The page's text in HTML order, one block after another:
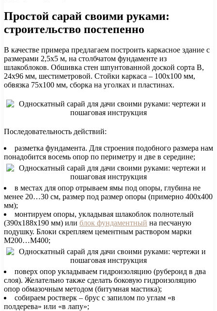
Простой сарай своими руками:
строительство постепенно
В качестве примера предлагаем построить каркасное здание с
размерами 2,5х5 м, на столбчатом фундаменте из
шлакоблоков. Обшивка стен шпунтованной доской сорта В,
24х96 мм, шестиметровой. Стойки каркаса – 100х100 мм,
обвязка 75х100 мм, сборка на уголках и пластинах.
Последовательность действий:
разметка фундамента. Для строения подобного размера нам
понадобится восемь опор по периметру и две в середине;
в местах для опор отрываем ямы под опоры, глубина не
менее 20…30 см, размер под размер опоры (примерно 400х400
мм);
монтируем опоры, укладывая шлакоблок полнотелый
(390х188х190 мм) или блок фундаментный на песчаную
подушку. Блоки скрепляем цементным раствором марки
М200…М400;
поверх опор укладываем гидроизоляцию (рубероид в два
слоя). Желательно также сделать боковую гидроизоляцию
опор обмазочным методом (битумная мастика);
собираем ростверк – брус с запилом по углам «в
полдерева» или «в лапу»;